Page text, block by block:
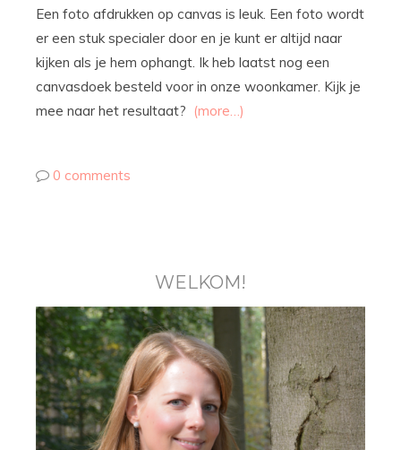
Een foto afdrukken op canvas is leuk. Een foto wordt
er een stuk specialer door en je kunt er altijd naar
kijken als je hem ophangt. Ik heb laatst nog een
canvasdoek besteld voor in onze woonkamer. Kijk je
mee naar het resultaat? (more…)
0 comments
WELKOM!